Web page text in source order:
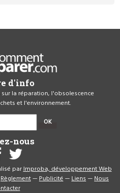
d'info
la réparation, l'obsolescence
et l'environnement.
OK
nous
parImproba, développement Web
Règlement—Publicité—Liens—Nous